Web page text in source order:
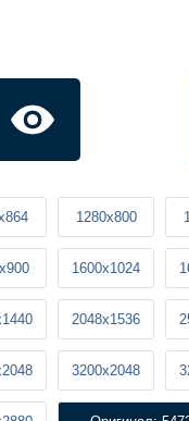
1280x800
1600x1024
2048x1536
3200x2048